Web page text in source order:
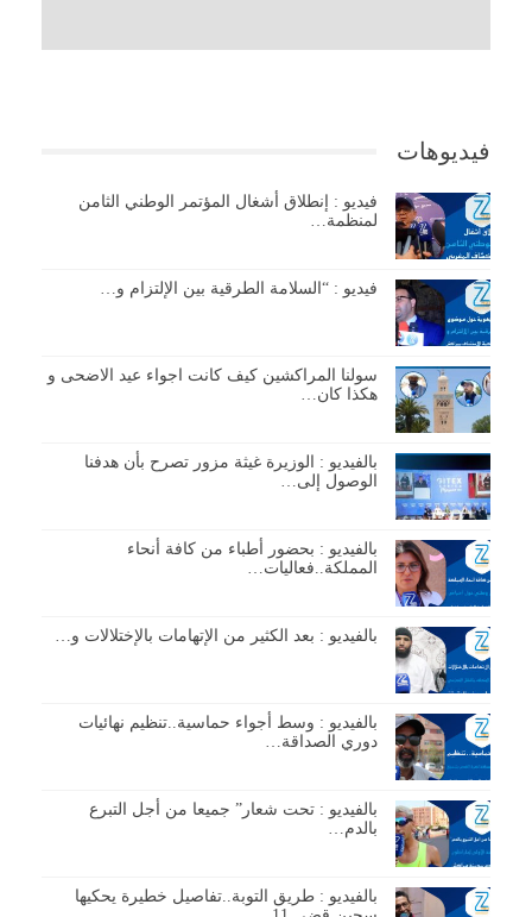
فيديوهات
فيديو : إنطلاق أشغال المؤتمر الوطني الثامن
لمنظمة…
فيديو : “السلامة الطرقية بين الإلتزام و…
سولنا المراكشين كيف كانت اجواء عيد الاضحى و
هكذا كان…
بالفيديو : الوزيرة غيثة مزور تصرح بأن هدفنا
الوصول إلى…
بالفيديو : بحضور أطباء من كافة أنحاء
المملكة..فعاليات…
بالفيديو : بعد الكثير من الإتهامات بالإختلالات و…
بالفيديو : وسط أجواء حماسية..تنظيم نهائيات
دوري الصداقة…
بالفيديو : تحت شعار” جميعا من أجل التبرع
بالدم…
بالفيديو : طريق التوبة..تفاصيل خطيرة يحكيها